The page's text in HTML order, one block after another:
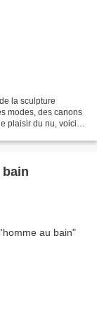
la sculpture
modes, des canons
plaisir du nu, voici